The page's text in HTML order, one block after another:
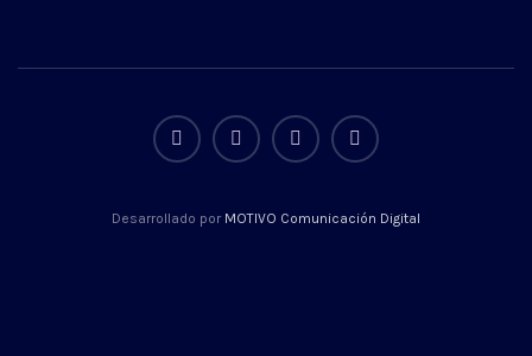
Desarrollado por MOTIVO Comunicación Digital